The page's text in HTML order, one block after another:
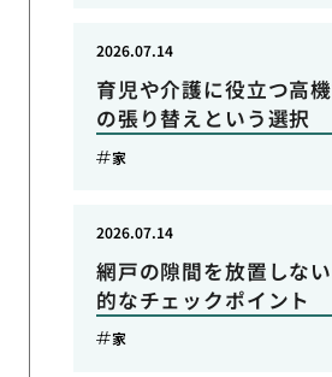
育児や介護に役立つ高
の張り替えという選択
2026.07.14
家
網戸の隙間を放置しな
的なチェックポイント
2026.07.14
家